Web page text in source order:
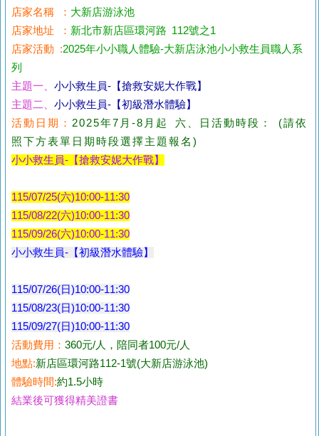
店家名稱 ： 大新店游泳池
店家地址 ： 新北市新店區環河路 112號之1
店家活動 :2025年小小職人體驗-大新店泳池小小救生員職人系
列
主題一、 小小救生員-【搶救安妮大作戰】
主題二、 小小救生員-【初級潛水體驗】
活動日期： 2025年7月-8月起 六、日活動時段： (請依
照下方表單日期時段選擇主題報名)
小小救生員-【搶救安妮大作戰】
115/07/25(六)10:00-11:30
115/08/22(六)10:00-11:30
115/09/26(六)10:00-11:30
小小救生員-【初級潛水體驗】
115/07/26(日)10:00-11:30
115/08/23(日)10:00-11:30
115/09/27(日)10:00-11:30
活動費用： 360元/人，陪同者100元/人
地點:新店區環河路112-1號(大新店游泳池)
體驗時間:約1.5小時
結業後可獲得精美證書